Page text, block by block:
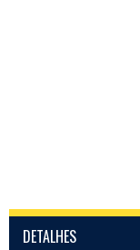
DETALHES